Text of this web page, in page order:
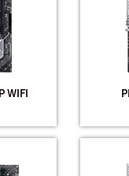
WIFI